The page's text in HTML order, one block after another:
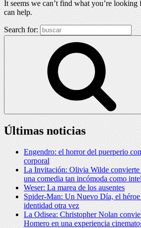
It seems we can’t find what you’re looking
can help.
Search for:
Últimas noticias
Engendro: el horror del puerperio
corporal
La Invitación: Olivia Wilde convierte
una comedia tan incómoda como
Weser: La marea de los ausentes
Spider-Man: Un Nuevo Día, el héroe
identidad otra vez
La Odisea: Christopher Nolan
Homero en una experiencia